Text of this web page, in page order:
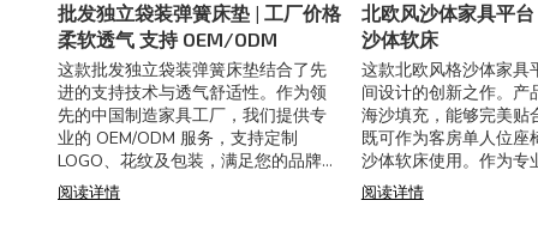
批发独立袋装弹簧床垫 | 工厂价格
柔软透气 支持 OEM/ODM
这款批发独立袋装弹簧床垫结合了先
进的支持技术与透气舒适性。作为领
先的中国制造家具工厂，我们提供专
业的 OEM/ODM 服务，支持定制
LOGO、花纹及包装，满足您的品牌化
需求。 核心采用独立袋装弹簧系统，
有效防止动作传递，非常适合伴侣使
阅读详情
北欧风沙体家具平
沙体软床
这款北欧风格沙体家具
间设计的创新之作。产
海沙填充，能够完美贴
既可作为客房单人位座
沙体软床使用。作为专
工厂，我们通过了
持尺寸和颜色定制，为
阅读详情